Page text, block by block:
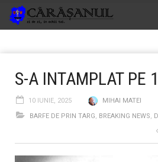
S-A INTAMPLAT PE
10 IUNIE, 2025
MIHAI MATEI
BARFE DE PRIN TARG, BREAKING NEWS,